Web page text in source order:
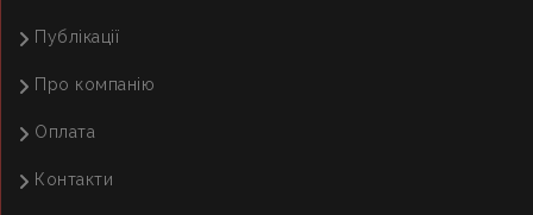
Публікації
Про компанію
Оплата
Контакти